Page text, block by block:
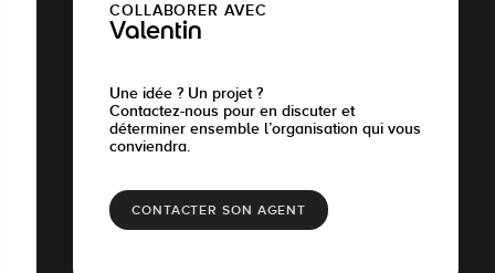
COLLABORER AVEC
Valentin
Une idée ? Un projet ?
Contactez-nous pour en discuter et
déterminer ensemble l’organisation qui vous
conviendra.
CONTACTER SON AGENT